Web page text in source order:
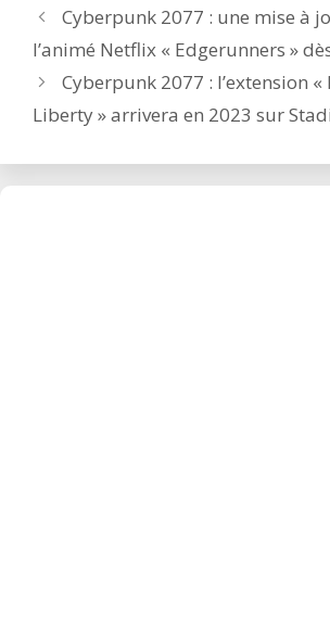
Post
navigation
Cyberpunk 2077 : une mise à
l’animé Netflix « Edgerunners »
Cyberpunk 2077 : l’extension «
Liberty » arrivera en 2023 sur